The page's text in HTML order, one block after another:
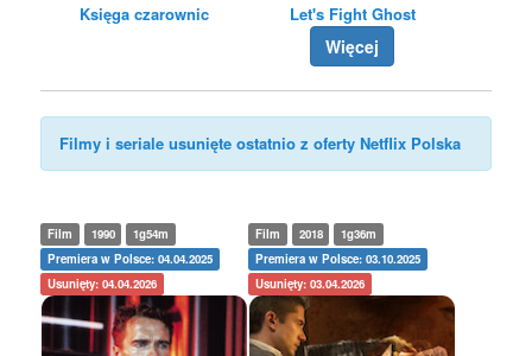
Księga czarownic Let's Fight Ghost
Więcej
Filmy i seriale usunięte ostatnio z oferty Netflix Polska
Film 1990
1g54m
Premiera w Polsce: 04.04.2025
Usunięty: 04.04.2026
Film 2018
1g36m
Premiera w Polsce: 03.10.2025
Usunięty: 03.04.2026